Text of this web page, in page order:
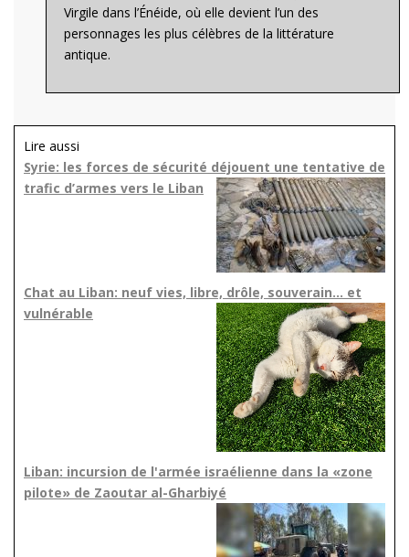
Virgile dans l’Énéide, où elle devient l’un des
personnages les plus célèbres de la littérature
antique.
Lire aussi
Syrie: les forces de sécurité déjouent une tentative de
trafic d’armes vers le Liban
Chat au Liban: neuf vies, libre, drôle, souverain… et
vulnérable
Liban: incursion de l'armée israélienne dans la «zone
pilote» de Zaoutar al-Gharbiyé